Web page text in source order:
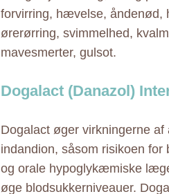
forvirring, hævelse, åndenød,
ørerørring, svimmelhed,
mavesmerter, gulsot.
Dogalact (Danazol)
Dogalact øger virkningerne
indandion, såsom risikoen
og orale hypoglykæmiske
øge blodsukkerniveauer.